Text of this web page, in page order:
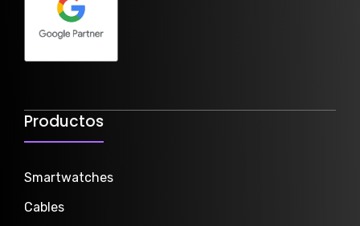
Productos
Smartwatches
Cables